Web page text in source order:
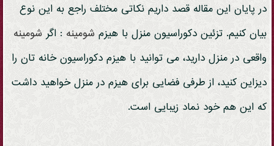
در پایان این مقاله قصد داریم نکاتی مختلف راجع به این نوع
بیان کنیم. تزئین دکوراسیون منزل با هیزم شومینه : اگر شومینه
واقعی در منزل دارید، می توانید با هیزم دکوراسیون خانه تان را
دیزاین کنید، از طرفی فضایی برای هیزم در منزل خواهید داشت
که این هم خود نماد زیبایی است.